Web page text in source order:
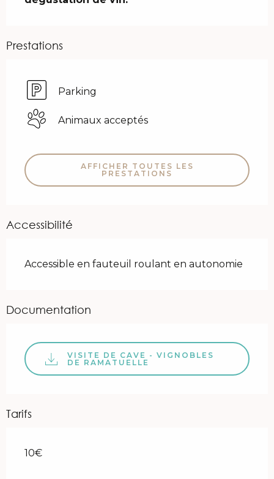
Prestations
Parking
Animaux acceptés
AFFICHER TOUTES LES
PRESTATIONS
Accessibilité
Accessible en fauteuil roulant en autonomie
Documentation
VISITE DE CAVE - VIGNOBLES
DE RAMATUELLE
Tarifs
10€